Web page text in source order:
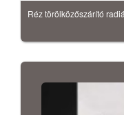
Réz törölközőszárító